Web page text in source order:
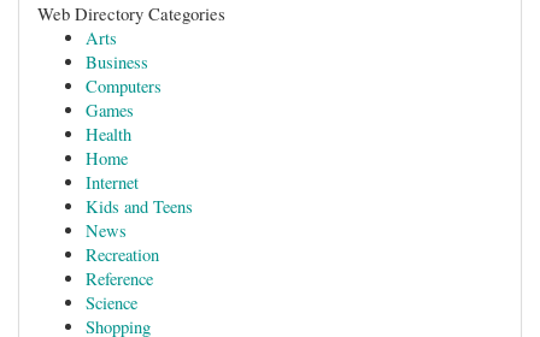
Web Directory Categories
Arts
Business
Computers
Games
Health
Home
Internet
Kids and Teens
News
Recreation
Reference
Science
Shopping